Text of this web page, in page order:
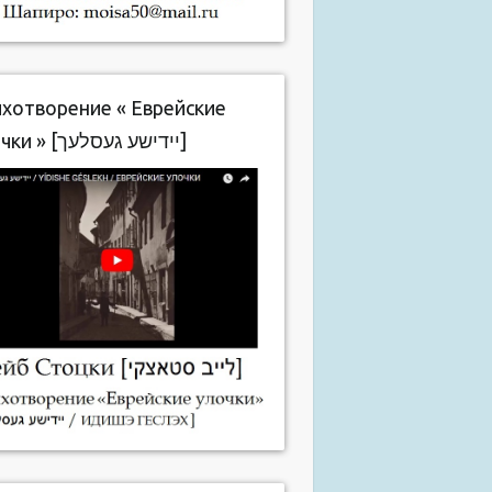
« Еврейские
улочки » [יידישע געסלעך]